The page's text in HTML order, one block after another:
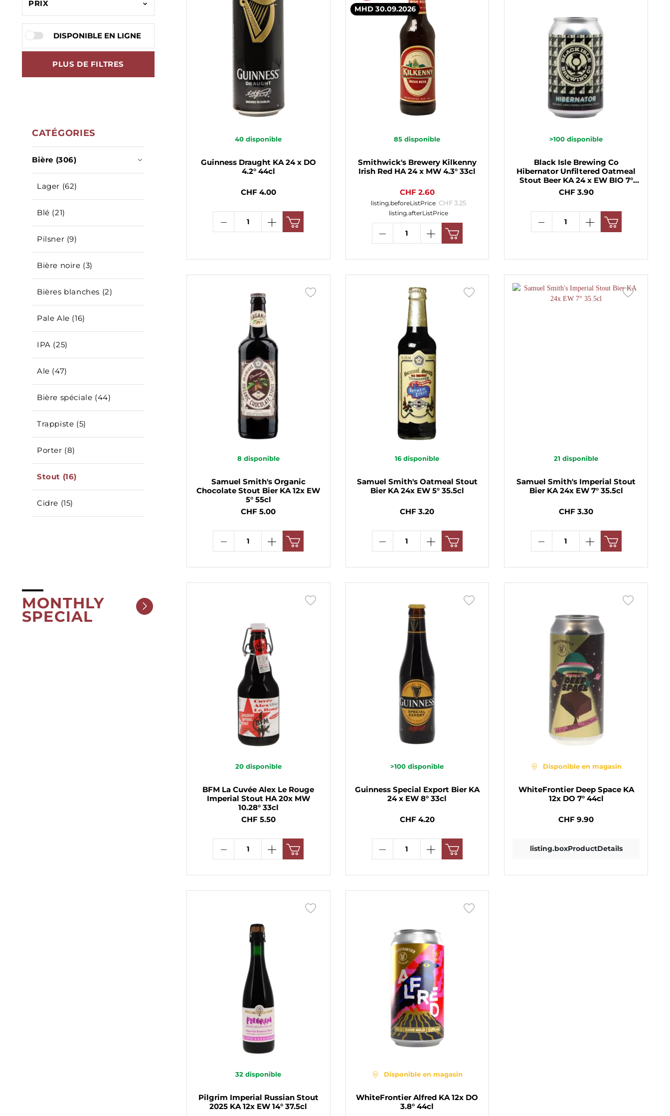
PRIX
DISPONIBLE EN LIGNE
PLUS DE FILTRES
CATÉGORIES
Bière (306)
Lager (62)
Blé (21)
Pilsner (9)
Bière noire (3)
Bières blanches (2)
Pale Ale (16)
IPA (25)
Ale (47)
Bière spéciale (44)
Trappiste (5)
Porter (8)
Stout (16)
Cidre (15)
MONTHLY
SPECIAL
40 disponible
Guinness Draught KA 24 x DO
4.2° 44cl
CHF 4.00
MHD 30.09.2026
85 disponible
Smithwick's Brewery Kilkenny
Irish Red HA 24 x MW 4.3° 33cl
CHF 2.60
listing.beforeListPrice CHF 3.25
listing.afterListPrice
>100 disponible
Black Isle Brewing Co
Hibernator Unfiltered Oatmeal
Stout Beer KA 24 x EW BIO 7°
33cl
CHF 3.90
8 disponible
Samuel Smith's Organic
Chocolate Stout Bier KA 12x EW
5° 55cl
CHF 5.00
16 disponible
Samuel Smith's Oatmeal Stout
Bier KA 24x EW 5° 35.5cl
CHF 3.20
21 disponible
Samuel Smith's Imperial Stout
Bier KA 24x EW 7° 35.5cl
CHF 3.30
20 disponible
BFM La Cuvée Alex Le Rouge
Imperial Stout HA 20x MW
10.28° 33cl
CHF 5.50
>100 disponible
Guinness Special Export Bier KA
24 x EW 8° 33cl
CHF 4.20
Disponible en magasin
WhiteFrontier Deep Space KA
12x DO 7° 44cl
CHF 9.90
listing.boxProductDetails
32 disponible
Pilgrim Imperial Russian Stout
2025 KA 12x EW 14° 37.5cl
Disponible en magasin
WhiteFrontier Alfred KA 12x DO
3.8° 44cl